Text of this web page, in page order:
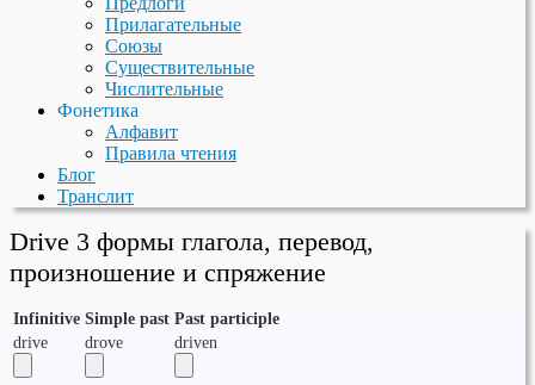
Прилагательные
Союзы
Существительные
Числительные
Фонетика
Алфавит
Правила чтения
Блог
Транслит
Drive 3 формы глагола, перевод,
произношение и спряжение
Infinitive Simple past Past participle
drive
drove driven